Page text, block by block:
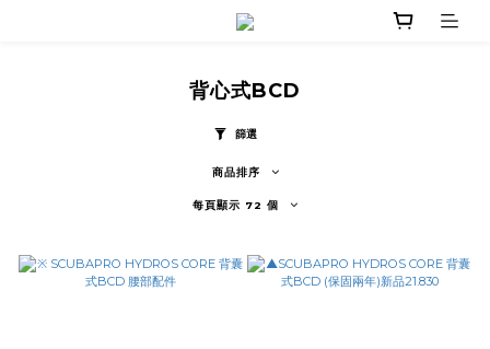
背心式BCD
篩選
商品排序
每頁顯示 72 個